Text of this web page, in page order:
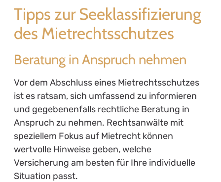
Tipps zur Seeklassifizierung
des Mietrechtsschutzes
Beratung in Anspruch nehmen
Vor dem Abschluss eines Mietrechtsschutzes
ist es ratsam, sich umfassend zu informieren
und gegebenenfalls rechtliche Beratung in
Anspruch zu nehmen. Rechtsanwälte mit
speziellem Fokus auf Mietrecht können
wertvolle Hinweise geben, welche
Versicherung am besten für Ihre individuelle
Situation passt.